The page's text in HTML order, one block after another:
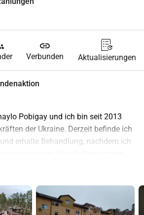
link
Verbunden Aktualisierungen
Pobigay und ich bin seit 2013
der Ukraine. Derzeit befinde ich
erhalte Behandlung, nachdem ich
habe ich an zahlreichen
befanden sich meine Frau, unsere